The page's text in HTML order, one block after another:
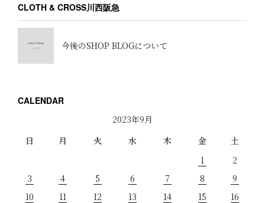
CLOTH & CROSS川西阪急
今後のSHOP BLOGについて
CALENDAR
2023年9月
日
月 火 水 木 金
土
1
2
3
4 5 6 7 8
9
10
11 12 13 14 15
16